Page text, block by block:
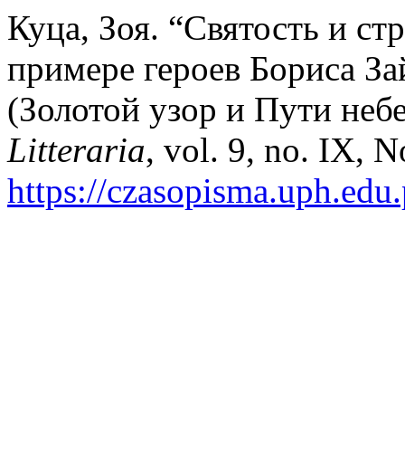
Куца, Зоя. “Святость и
примере героев Бориса
(Золотой узор и Пути
Litteraria, vol. 9, no. IX,
https://